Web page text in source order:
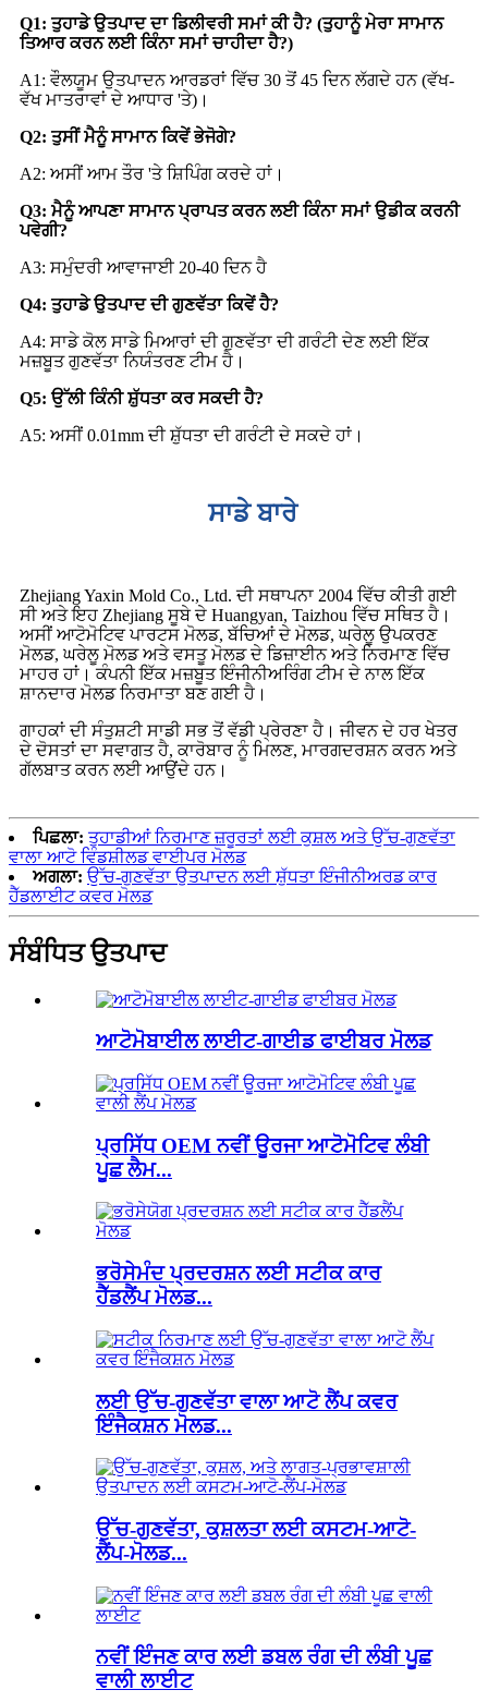
Q1: ਤੁਹਾਡੇ ਉਤਪਾਦ ਦਾ ਡਿਲੀਵਰੀ ਸਮਾਂ ਕੀ ਹੈ? (ਤੁਹਾਨੂੰ ਮੇਰਾ ਸਾਮਾਨ
ਤਿਆਰ ਕਰਨ ਲਈ ਕਿੰਨਾ ਸਮਾਂ ਚਾਹੀਦਾ ਹੈ?)
A1: ਵੌਲਯੂਮ ਉਤਪਾਦਨ ਆਰਡਰਾਂ ਵਿੱਚ 30 ਤੋਂ 45 ਦਿਨ ਲੱਗਦੇ ਹਨ (ਵੱਖ-
ਵੱਖ ਮਾਤਰਾਵਾਂ ਦੇ ਆਧਾਰ 'ਤੇ)।
Q2: ਤੁਸੀਂ ਮੈਨੂੰ ਸਾਮਾਨ ਕਿਵੇਂ ਭੇਜੋਗੇ?
A2: ਅਸੀਂ ਆਮ ਤੌਰ 'ਤੇ ਸ਼ਿਪਿੰਗ ਕਰਦੇ ਹਾਂ।
Q3: ਮੈਨੂੰ ਆਪਣਾ ਸਾਮਾਨ ਪ੍ਰਾਪਤ ਕਰਨ ਲਈ ਕਿੰਨਾ ਸਮਾਂ ਉਡੀਕ ਕਰਨੀ
ਪਵੇਗੀ?
A3: ਸਮੁੰਦਰੀ ਆਵਾਜਾਈ 20-40 ਦਿਨ ਹੈ
Q4: ਤੁਹਾਡੇ ਉਤਪਾਦ ਦੀ ਗੁਣਵੱਤਾ ਕਿਵੇਂ ਹੈ?
A4: ਸਾਡੇ ਕੋਲ ਸਾਡੇ ਮਿਆਰਾਂ ਦੀ ਗੁਣਵੱਤਾ ਦੀ ਗਰੰਟੀ ਦੇਣ ਲਈ ਇੱਕ
ਮਜ਼ਬੂਤ ​​ਗੁਣਵੱਤਾ ਨਿਯੰਤਰਣ ਟੀਮ ਹੈ।
Q5: ਉੱਲੀ ਕਿੰਨੀ ਸ਼ੁੱਧਤਾ ਕਰ ਸਕਦੀ ਹੈ?
A5: ਅਸੀਂ 0.01mm ਦੀ ਸ਼ੁੱਧਤਾ ਦੀ ਗਰੰਟੀ ਦੇ ਸਕਦੇ ਹਾਂ।
ਸਾਡੇ ਬਾਰੇ
Zhejiang Yaxin Mold Co., Ltd. ਦੀ ਸਥਾਪਨਾ 2004 ਵਿੱਚ ਕੀਤੀ ਗਈ
ਸੀ ਅਤੇ ਇਹ Zhejiang ਸੂਬੇ ਦੇ Huangyan, Taizhou ਵਿੱਚ ਸਥਿਤ ਹੈ।
ਅਸੀਂ ਆਟੋਮੋਟਿਵ ਪਾਰਟਸ ਮੋਲਡ, ਬੱਚਿਆਂ ਦੇ ਮੋਲਡ, ਘਰੇਲੂ ਉਪਕਰਣ
ਮੋਲਡ, ਘਰੇਲੂ ਮੋਲਡ ਅਤੇ ਵਸਤੂ ਮੋਲਡ ਦੇ ਡਿਜ਼ਾਈਨ ਅਤੇ ਨਿਰਮਾਣ ਵਿੱਚ
ਮਾਹਰ ਹਾਂ। ਕੰਪਨੀ ਇੱਕ ਮਜ਼ਬੂਤ ​​ਇੰਜੀਨੀਅਰਿੰਗ ਟੀਮ ਦੇ ਨਾਲ ਇੱਕ
ਸ਼ਾਨਦਾਰ ਮੋਲਡ ਨਿਰਮਾਤਾ ਬਣ ਗਈ ਹੈ।
ਗਾਹਕਾਂ ਦੀ ਸੰਤੁਸ਼ਟੀ ਸਾਡੀ ਸਭ ਤੋਂ ਵੱਡੀ ਪ੍ਰੇਰਣਾ ਹੈ। ਜੀਵਨ ਦੇ ਹਰ ਖੇਤਰ
ਦੇ ਦੋਸਤਾਂ ਦਾ ਸਵਾਗਤ ਹੈ, ਕਾਰੋਬਾਰ ਨੂੰ ਮਿਲਣ, ਮਾਰਗਦਰਸ਼ਨ ਕਰਨ ਅਤੇ
ਗੱਲਬਾਤ ਕਰਨ ਲਈ ਆਉਂਦੇ ਹਨ।
ਪਿਛਲਾ: ਤੁਹਾਡੀਆਂ ਨਿਰਮਾਣ ਜ਼ਰੂਰਤਾਂ ਲਈ ਕੁਸ਼ਲ ਅਤੇ ਉੱਚ-ਗੁਣਵੱਤਾ
ਵਾਲਾ ਆਟੋ ਵਿੰਡਸ਼ੀਲਡ ਵਾਈਪਰ ਮੋਲਡ
ਅਗਲਾ: ਉੱਚ-ਗੁਣਵੱਤਾ ਉਤਪਾਦਨ ਲਈ ਸ਼ੁੱਧਤਾ ਇੰਜੀਨੀਅਰਡ ਕਾਰ
ਹੈੱਡਲਾਈਟ ਕਵਰ ਮੋਲਡ
ਸੰਬੰਧਿਤ ਉਤਪਾਦ
ਆਟੋਮੋਬਾਈਲ ਲਾਈਟ-ਗਾਈਡ ਫਾਈਬਰ ਮੋਲਡ
ਪ੍ਰਸਿੱਧ OEM ਨਵੀਂ ਊਰਜਾ ਆਟੋਮੋਟਿਵ ਲੰਬੀ
ਪੂਛ ਲੈਮ...
ਭਰੋਸੇਮੰਦ ਪ੍ਰਦਰਸ਼ਨ ਲਈ ਸਟੀਕ ਕਾਰ
ਹੈੱਡਲੈਂਪ ਮੋਲਡ...
ਲਈ ਉੱਚ-ਗੁਣਵੱਤਾ ਵਾਲਾ ਆਟੋ ਲੈਂਪ ਕਵਰ
ਇੰਜੈਕਸ਼ਨ ਮੋਲਡ...
ਉੱਚ-ਗੁਣਵੱਤਾ, ਕੁਸ਼ਲਤਾ ਲਈ ਕਸਟਮ-ਆਟੋ-
ਲੈਂਪ-ਮੋਲਡ...
ਨਵੀਂ ਇੰਜਣ ਕਾਰ ਲਈ ਡਬਲ ਰੰਗ ਦੀ ਲੰਬੀ ਪੂਛ
ਵਾਲੀ ਲਾਈਟ